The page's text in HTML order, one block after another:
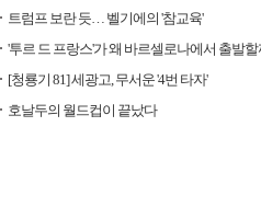
트럼프 보란 듯… 벨기에의 '참교육'
'투르 드 프랑스'가 왜 바르셀로나에서 출발할
[청룡기 81] 세광고, 무서운 '4번 타자'
호날두의 월드컵이 끝났다